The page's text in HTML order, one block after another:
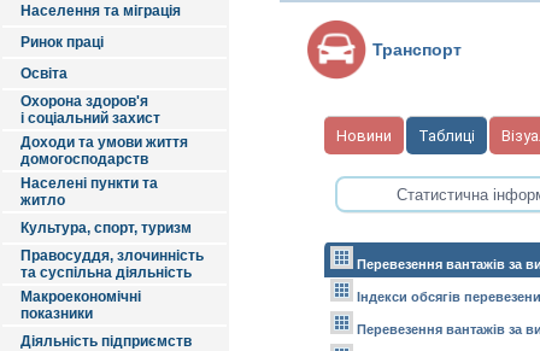
Населення та міграція
Ринок праці
Освіта
Охорона здоров'я
і соціальний захист
Доходи та умови життя
домогосподарств
Населені пункти та
житло
Культура, спорт, туризм
Правосуддя, злочинність
та суспільна діяльність
Макроекономічні
показники
Діяльність підприємств
Транспорт
Новини Таблиці
Перевезення вантажів за
Індекси обсягів
Перевезення вантажів за